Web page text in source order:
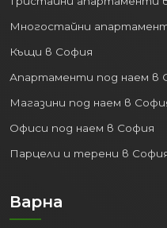
страната.
Разнообразни
развити IT,
Пазар на
концентрация
най-ниска
Многостайни
Къщи в София
Апартаменти под наем в
Магазини под наем в
Офиси под наем в София
Парцели и терени в
Варна